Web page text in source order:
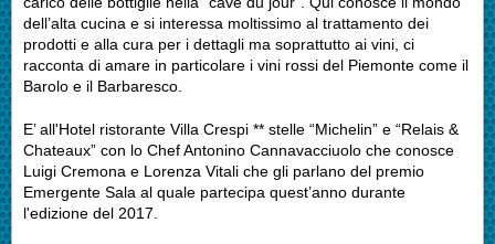
dell’alta cucina e si interessa moltissimo al trattamento dei
prodotti e alla cura per i dettagli ma soprattutto ai vini, ci
racconta di amare in particolare i vini rossi del Piemonte come il
Barolo e il Barbaresco.
E’ all'Hotel ristorante Villa Crespi ** stelle “Michelin” e “Relais &
Chateaux” con lo Chef Antonino Cannavacciuolo che conosce
Luigi Cremona e Lorenza Vitali che gli parlano del premio
Emergente Sala al quale partecipa quest’anno durante
l'edizione del 2017.